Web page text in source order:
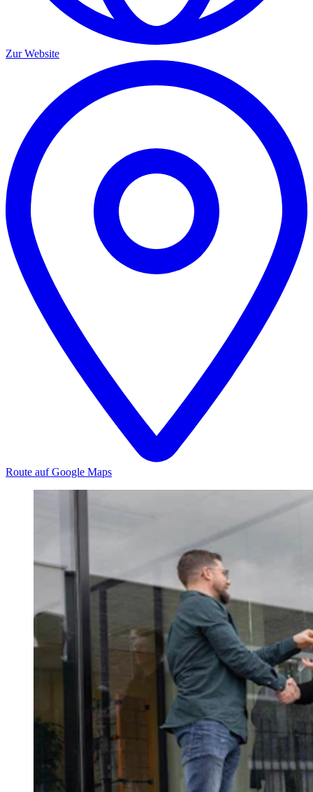
Zur Website
Route auf Google Maps